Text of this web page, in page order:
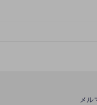
メル